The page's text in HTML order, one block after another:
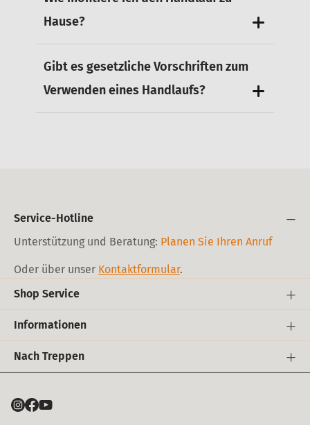
Hause?
Gibt es gesetzliche Vorschriften zum
Verwenden eines Handlaufs?
Service-Hotline
Unterstützung und Beratung: Planen Sie Ihren Anruf
Oder über unser Kontaktformular.
Shop Service
Informationen
Nach Treppen